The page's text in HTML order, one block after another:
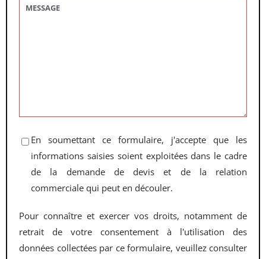
En soumettant ce formulaire, j'accepte que les
informations saisies soient exploitées dans le cadre
de la demande de devis et de la relation
commerciale qui peut en découler.
Pour connaître et exercer vos droits, notamment de
retrait de votre consentement à l'utilisation des
données collectées par ce formulaire, veuillez consulter